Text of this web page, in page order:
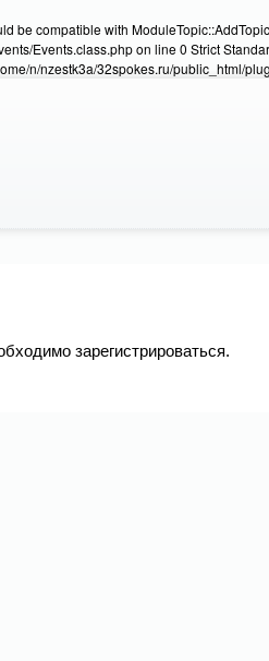
be compatible with
Events.class.php on line 0 Strict
n/nzestk3a/32spokes.ru/public_html/
зарегистрироваться.